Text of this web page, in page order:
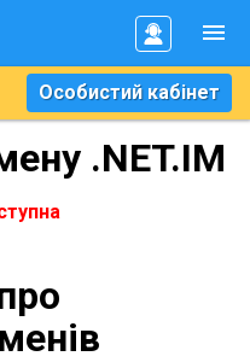
Особистий кабінет
.NET.IM